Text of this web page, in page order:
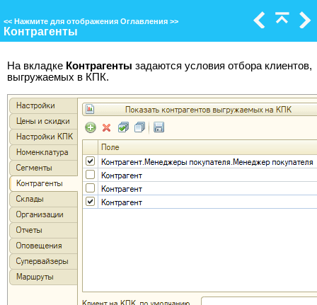
<< Нажмите для отображения Оглавления >>
Контрагенты
На вкладке Контрагенты задаются условия отбора клиентов,
выгружаемых в КПК.